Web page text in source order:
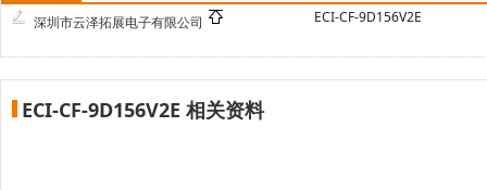
深圳市云泽拓展电子有限公司
ECI-CF-9D156V2E
ECI-CF-9D156V2E 相关资料